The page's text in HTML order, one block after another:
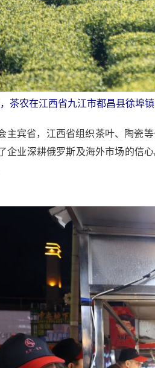
茶农在江西省九江市都昌县徐埠
宾省，江西省组织茶叶、陶瓷等
企业深耕俄罗斯及海外市场的信